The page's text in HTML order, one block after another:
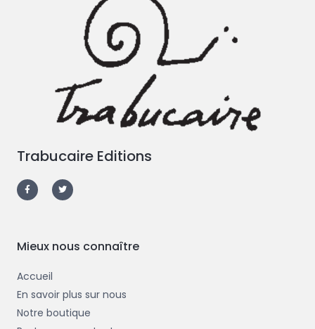
Trabucaire Editions
a
c
e
-
f
w
i
t
Mieux nous connaître
Accueil
En savoir plus sur nous
Notre boutique